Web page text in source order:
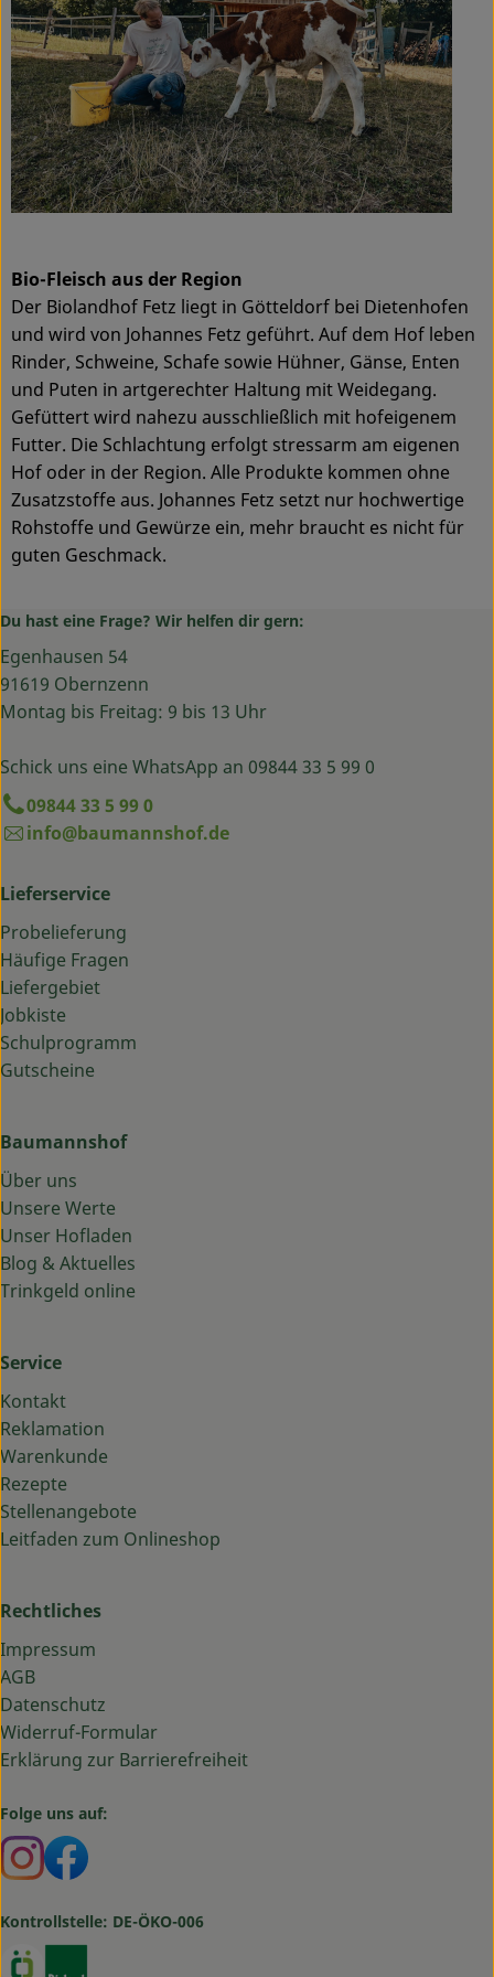
Bio-Fleisch aus der Region
Der Biolandhof Fetz liegt in Götteldorf bei Dietenhofen
und wird von Johannes Fetz geführt. Auf dem Hof leben
Rinder, Schweine, Schafe sowie Hühner, Gänse, Enten
und Puten in artgerechter Haltung mit Weidegang.
Gefüttert wird nahezu ausschließlich mit hofeigenem
Futter. Die Schlachtung erfolgt stressarm am eigenen
Hof oder in der Region. Alle Produkte kommen ohne
Zusatzstoffe aus. Johannes Fetz setzt nur hochwertige
Rohstoffe und Gewürze ein, mehr braucht es nicht für
guten Geschmack.
Du hast eine Frage? Wir helfen dir gern:
Egenhausen 54
91619 Obernzenn
Montag bis Freitag: 9 bis 13 Uhr
Schick uns eine WhatsApp an 09844 33 5 99 0
09844 33 5 99 0
info@baumannshof.de
Lieferservice
Probelieferung
Häufige Fragen
Liefergebiet
Jobkiste
Schulprogramm
Gutscheine
Baumannshof
Über uns
Unsere Werte
Unser Hofladen
Blog & Aktuelles
Trinkgeld online
Service
Kontakt
Reklamation
Warenkunde
Rezepte
Stellenangebote
Leitfaden zum Onlineshop
Rechtliches
Impressum
AGB
Datenschutz
Widerruf-Formular
Erklärung zur Barrierefreiheit
Folge uns auf:
Externer Link zu https://www.instagram.com/
Externer Link zu https://www.facebook.com/
Kontrollstelle: DE-ÖKO-006